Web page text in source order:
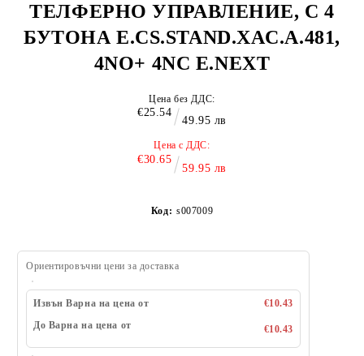
ТЕЛФЕРНО УПРАВЛЕНИЕ, С 4
БУТОНА E.CS.STAND.XAC.A.481,
4NO+ 4NC E.NEXT
Цена без ДДС:
€25.54
49.95 лв
Цена с ДДС:
€30.65
59.95 лв
Код: s007009
Ориентировъчни цени за доставка
Извън Варна на цена от
€10.43
До Варна на цена от
€10.43